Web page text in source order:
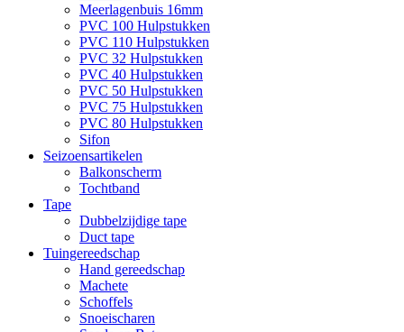
Meerlagenbuis 16mm
PVC 100 Hulpstukken
PVC 110 Hulpstukken
PVC 32 Hulpstukken
PVC 40 Hulpstukken
PVC 50 Hulpstukken
PVC 75 Hulpstukken
PVC 80 Hulpstukken
Sifon
Seizoensartikelen
Balkonscherm
Tochtband
Tape
Dubbelzijdige tape
Duct tape
Tuingereedschap
Hand gereedschap
Machete
Schoffels
Snoeischaren